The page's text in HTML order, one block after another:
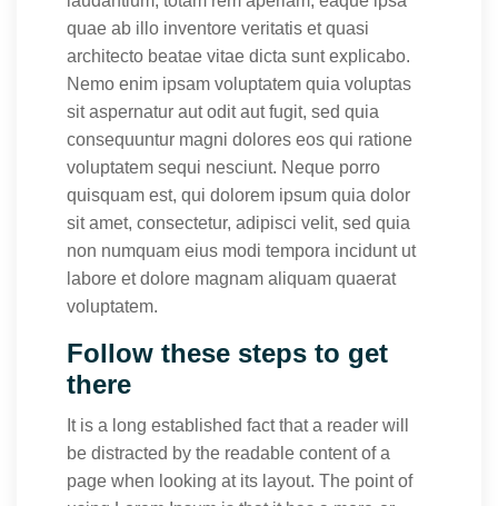
quae ab illo inventore veritatis et quasi
architecto beatae vitae dicta sunt explicabo.
Nemo enim ipsam voluptatem quia voluptas
sit aspernatur aut odit aut fugit, sed quia
consequuntur magni dolores eos qui ratione
voluptatem sequi nesciunt. Neque porro
quisquam est, qui dolorem ipsum quia dolor
sit amet, consectetur, adipisci velit, sed quia
non numquam eius modi tempora incidunt ut
labore et dolore magnam aliquam quaerat
voluptatem.
Follow these steps to get
there
It is a long established fact that a reader will
be distracted by the readable content of a
page when looking at its layout. The point of